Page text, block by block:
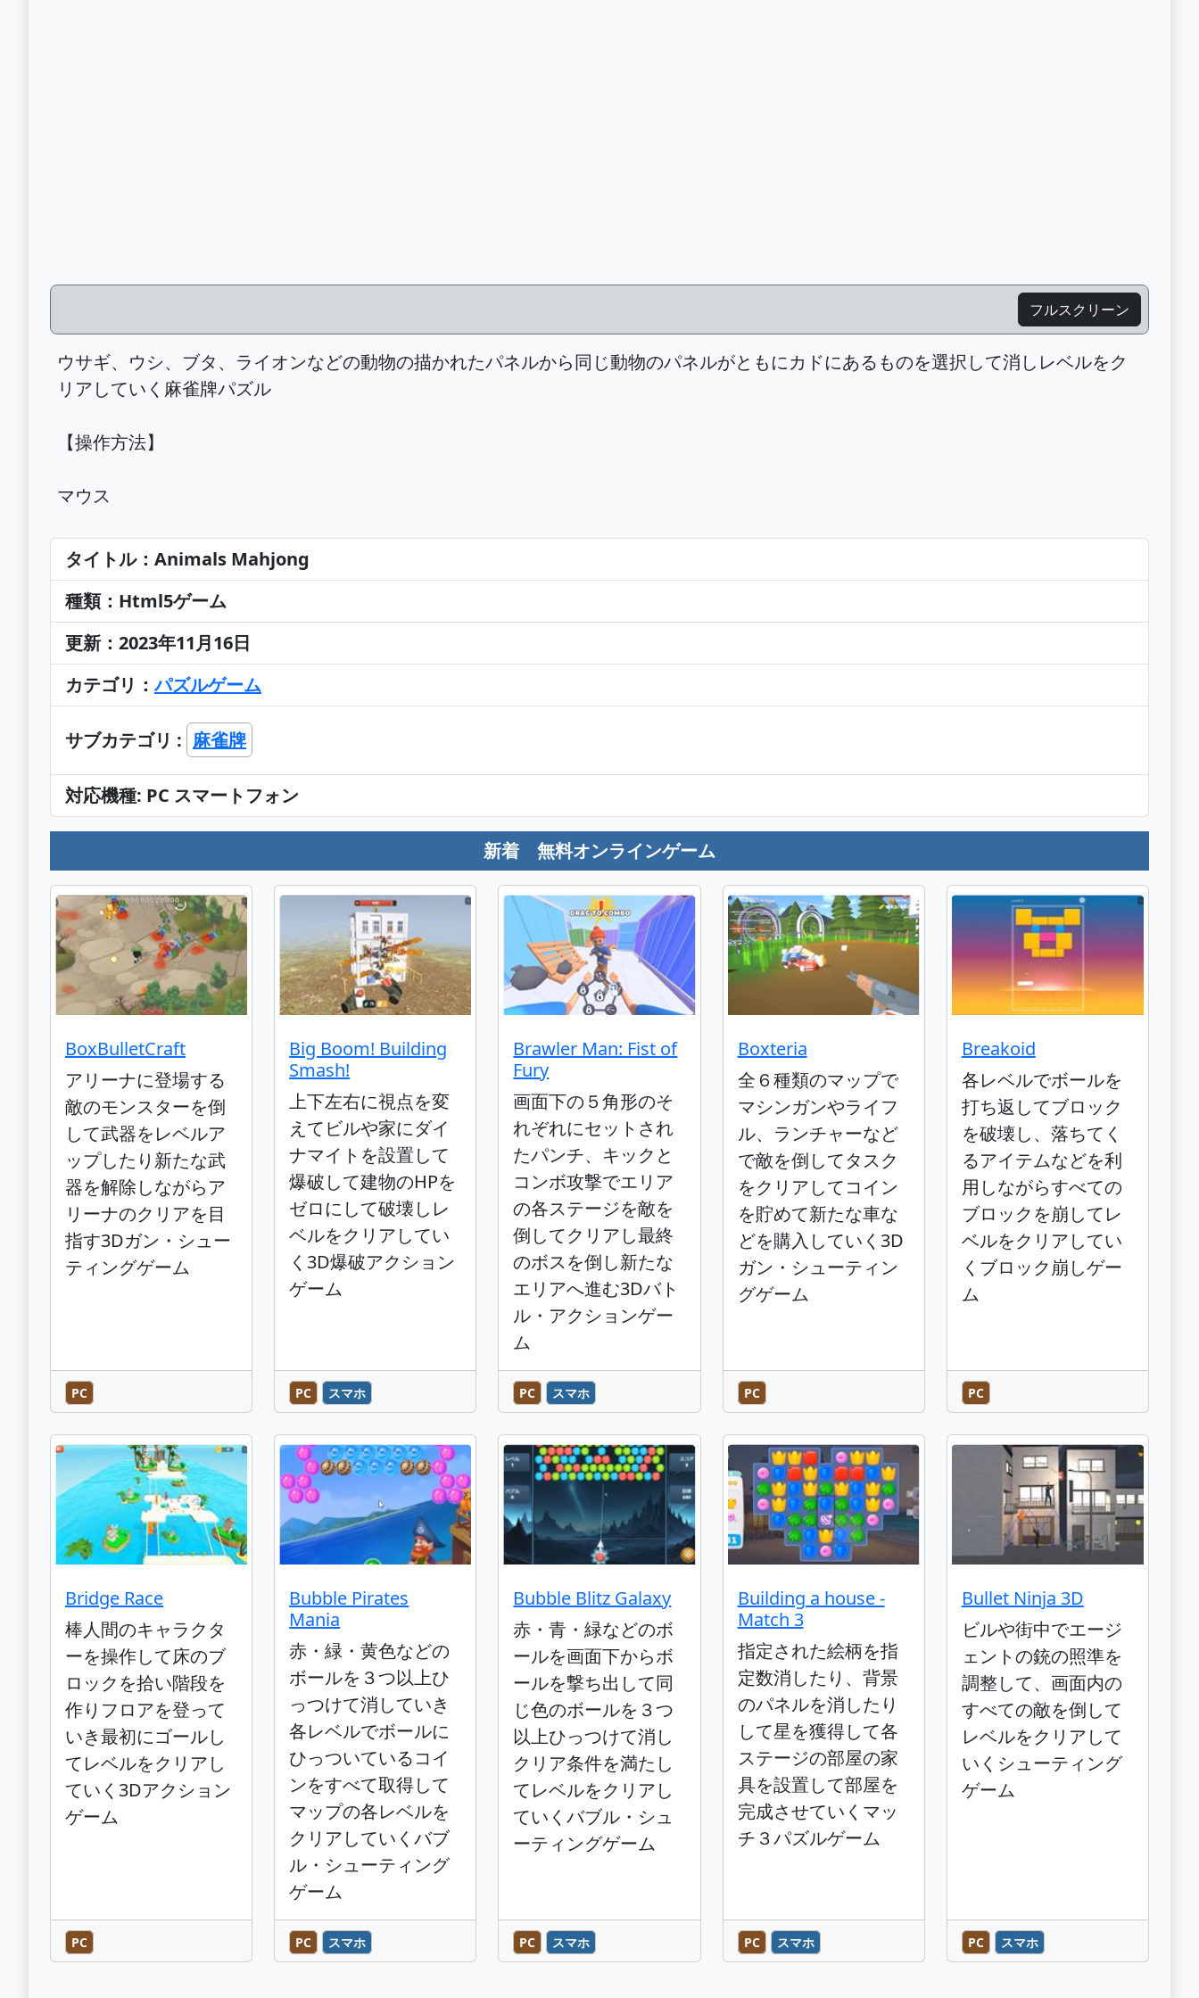
フルスクリーン
ウサギ、ウシ、ブタ、ライオンなどの動物の描かれたパネルから同じ動物のパネルがともにカドにあるものを選択して消しレベルをク
リアしていく麻雀牌パズル
【操作方法】
マウス
タイトル：Animals Mahjong
種類：Html5ゲーム
更新：2023年11月16日
カテゴリ：パズルゲーム
サブカテゴリ : 麻雀牌
対応機種: PC スマートフォン
新着 無料オンラインゲーム
BoxBulletCraft
アリーナに登場する
敵のモンスターを倒
して武器をレベルア
ップしたり新たな武
器を解除しながらア
リーナのクリアを目
指す3Dガン・シュー
ティングゲーム
PC
Big Boom! Building
Smash!
上下左右に視点を変
えてビルや家にダイ
ナマイトを設置して
爆破して建物のHPを
ゼロにして破壊しレ
ベルをクリアしてい
く3D爆破アクション
ゲーム
PC スマホ
Brawler Man: Fist of
Fury
画面下の５角形のそ
れぞれにセットされ
たパンチ、キックと
コンボ攻撃でエリア
の各ステージを敵を
倒してクリアし最終
のボスを倒し新たな
エリアへ進む3Dバト
ル・アクションゲー
ム
PC スマホ
Boxteria
全６種類のマップで
マシンガンやライフ
ル、ランチャーなど
で敵を倒してタスク
をクリアしてコイン
を貯めて新たな車な
どを購入していく3D
ガン・シューティン
グゲーム
PC
Breakoid
各レベルでボールを
打ち返してブロック
を破壊し、落ちてく
るアイテムなどを利
用しながらすべての
ブロックを崩してレ
ベルをクリアしてい
くブロック崩しゲー
ム
PC
Bridge Race
棒人間のキャラクタ
ーを操作して床のブ
ロックを拾い階段を
作りフロアを登って
いき最初にゴールし
てレベルをクリアし
ていく3Dアクション
ゲーム
PC
Bubble Pirates
Mania
赤・緑・黄色などの
ボールを３つ以上ひ
っつけて消していき
各レベルでボールに
ひっついているコイ
ンをすべて取得して
マップの各レベルを
クリアしていくバブ
ル・シューティング
ゲーム
PC スマホ
Bubble Blitz Galaxy
赤・青・緑などのボ
ールを画面下からボ
ールを撃ち出して同
じ色のボールを３つ
以上ひっつけて消し
クリア条件を満たし
てレベルをクリアし
ていくバブル・シュ
ーティングゲーム
PC スマホ
Building a house -
Match 3
指定された絵柄を指
定数消したり、背景
のパネルを消したり
して星を獲得して各
ステージの部屋の家
具を設置して部屋を
完成させていくマッ
チ３パズルゲーム
PC スマホ
Bullet Ninja 3D
ビルや街中でエージ
ェントの銃の照準を
調整して、画面内の
すべての敵を倒して
レベルをクリアして
いくシューティング
ゲーム
PC スマホ